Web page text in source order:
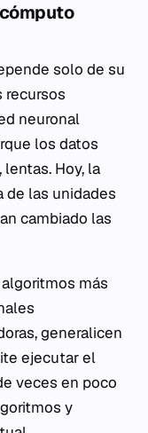
solo de su
recursos
neuronal
los datos
Hoy, la
de las unidades
cambiado las
más
generalicen
ejecutar el
veces en poco
y